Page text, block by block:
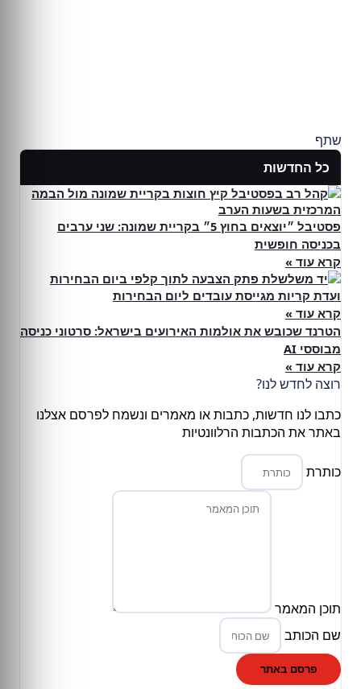
שתף
כל החדשות
פסטיבל ״יוצאים בחוץ 5״ בקריית שמונה: שני ערבים
בכניסה חופשית
קרא עוד »
ועדת קריות מגייסת עובדים ליום הבחירות
קרא עוד »
הטרנד שכובש את אולמות האירועים בישראל: סרטוני כניסה
מבוססי AI
קרא עוד »
רוצה לחדש לנו?
כתבו לנו חדשות, כתבות או מאמרים ונשמח לפרסם אצלנו
באתר את הכתבות הרלוונטיות
כותרת
תוכן המאמר
שם הכותב
פרסם באתר